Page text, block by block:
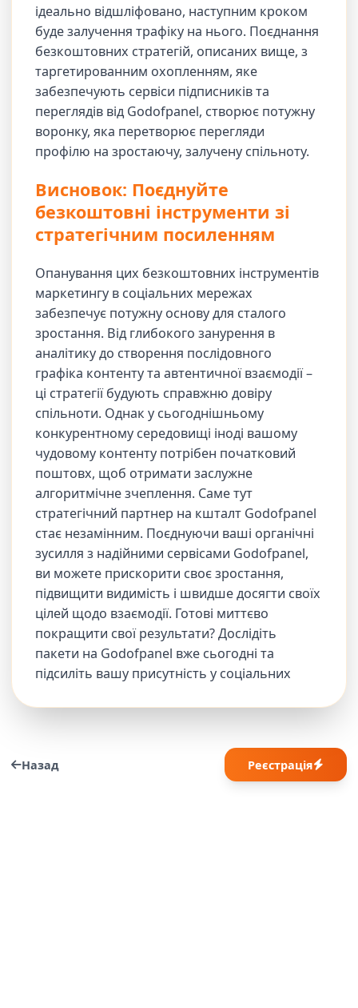
ідеально відшліфовано, наступним кроком
буде залучення трафіку на нього. Поєднання
безкоштовних стратегій, описаних вище, з
таргетированним охопленням, яке
забезпечують сервіси підписників та
переглядів від Godofpanel, створює потужну
воронку, яка перетворює перегляди
профілю на зростаючу, залучену спільноту.
Висновок: Поєднуйте
безкоштовні інструменти зі
стратегічним посиленням
Опанування цих безкоштовних інструментів
маркетингу в соціальних мережах
забезпечує потужну основу для сталого
зростання. Від глибокого занурення в
аналітику до створення послідовного
графіка контенту та автентичної взаємодії –
ці стратегії будують справжню довіру
спільноти. Однак у сьогоднішньому
конкурентному середовищі іноді вашому
чудовому контенту потрібен початковий
поштовх, щоб отримати заслужне
алгоритмічне зчеплення. Саме тут
стратегічний партнер на кшталт Godofpanel
стає незамінним. Поєднуючи ваші органічні
зусилля з надійними сервісами Godofpanel,
ви можете прискорити своє зростання,
підвищити видимість і швидше досягти своїх
цілей щодо взаємодії. Готові миттєво
покращити свої результати? Дослідіть
пакети на Godofpanel вже сьогодні та
підсиліть вашу присутність у соціальних
Назад Реєстрація